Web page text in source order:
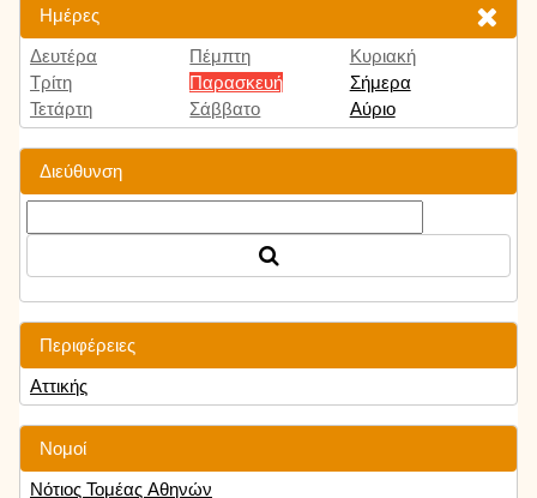
Ημέρες
Δευτέρα
Τρίτη
Τετάρτη
Πέμπτη
Παρασκευή
Σάββατο
Κυριακή
Σήμερα
Αύριο
Διεύθυνση
Περιφέρειες
Αττικής
Νομοί
Νότιος Τομέας Αθηνών